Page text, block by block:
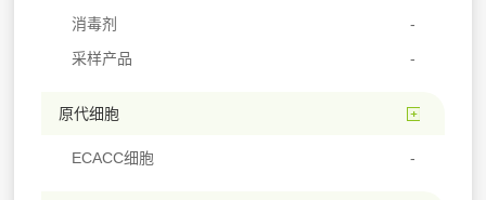
消毒剂
采样产品
原代细胞
ECACC细胞